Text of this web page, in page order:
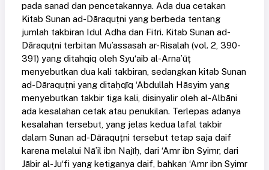
pada sanad dan pencetakannya. Ada dua cetakan
Kitab Sunan ad-Dāraquṭni yang berbeda tentang
jumlah takbiran Idul Adha dan Fitri. Kitab Sunan ad-
Dāraquṭni terbitan Mu’assasah ar-Risalah (vol. 2, 390-
391) yang ditahqiq oleh Syu‘aib al-Arna’ūṭ
menyebutkan dua kali takbiran, sedangkan kitab Sunan
ad-Dāraquṭni yang ditaḥqīq ‘Abdullah Hāsyim yang
menyebutkan takbir tiga kali, disinyalir oleh al-Albāni
ada kesalahan cetak atau penukilan. Terlepas adanya
kesalahan tersebut, yang jelas kedua lafal takbir
dalam Sunan ad-Dāraquṭni tersebut tetap saja daif
karena melalui Nā’il ibn Najīḥ, dari ‘Amr ibn Syimr, dari
Jābir al-Ju‘fi yang ketiganya daif, bahkan ‘Amr ibn Syimr